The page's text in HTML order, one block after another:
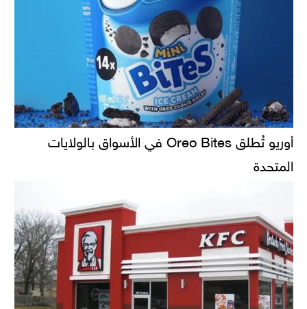
أوريو تُطلق Oreo Bites في الأسواق بالولايات
المتحدة